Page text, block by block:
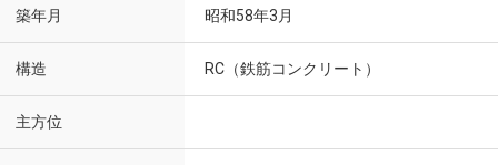
築年月 昭和58年3月
構造 RC（鉄筋コンクリート）
主方位